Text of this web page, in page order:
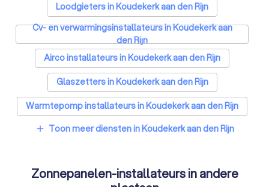
Loodgieters in Koudekerk aan den Rijn
Cv- en verwarmingsinstallateurs in Koudekerk aan
den Rijn
Airco installateurs in Koudekerk aan den Rijn
Glaszetters in Koudekerk aan den Rijn
Warmtepomp installateurs in Koudekerk aan den Rijn
Kozijnen specialisten in Koudekerk aan den Rijn
Thuisbatterij installateurs in Koudekerk aan den Rijn
add Toon meer diensten in Koudekerk aan den Rijn
Zonnepanelen-installateurs in andere